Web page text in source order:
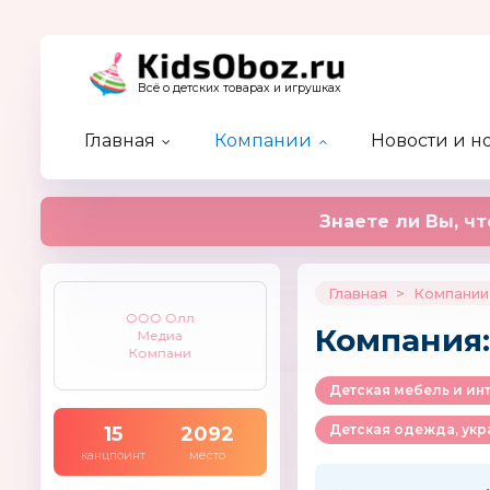
Всё о детских товарах и игрушках
Главная
Компании
Недобросовестные партнеры
Новости и
Журнал
Знаете ли Вы,
ООО Олл
Медиа
Компани
15
канцпоинт
2092
место
Главная > Компании